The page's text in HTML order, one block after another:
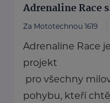
Adrenaline Race
Za Mototechnou 1619
Adrenaline Race
projekt
pro všechny
pohybu, kteří